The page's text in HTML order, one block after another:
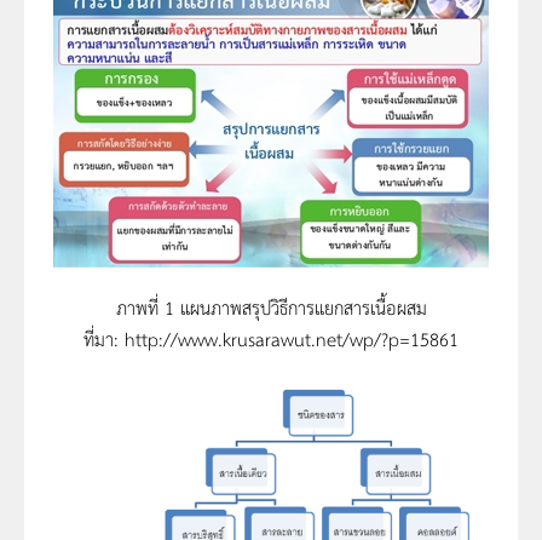
ภาพที่ 1 แผนภาพสรุปวิธีการแยกสารเนื้อผสม
ที่มา: http://www.krusarawut.net/wp/?p=15861